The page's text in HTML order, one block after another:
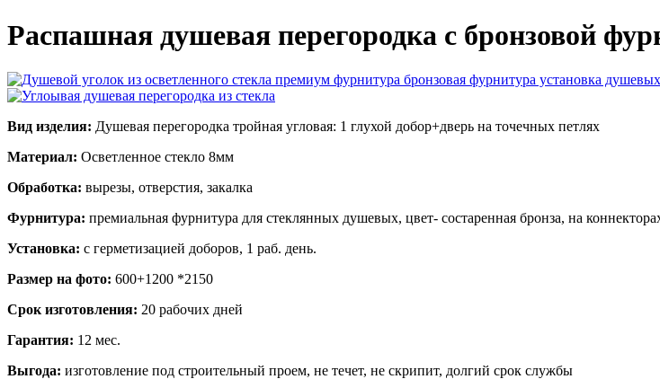
Распашная душевая перегородка с бронзовой
Вид изделия: Душевая перегородка тройная угловая: 1 глухой добор+дверь на точечных петлях
Материал: Осветленное стекло 8мм
Обработка: вырезы, отверстия, закалка
Фурнитура: премиальная фурнитура для стеклянных душевых, цвет- состаренная бронза, на
Установка: с герметизацией доборов, 1 раб. день.
Размер на фото: 600+1200 *2150
Срок изготовления: 20 рабочих дней
Гарантия: 12 мес.
Выгода: изготовление под строительный проем, не течет, не скрипит, долгий срок службы